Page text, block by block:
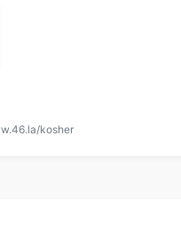
kosher